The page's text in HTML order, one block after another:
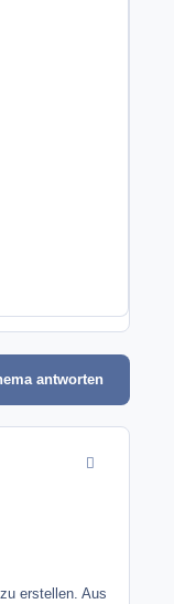
antworten
erstellen. Aus